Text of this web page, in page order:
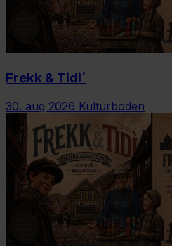
Frekk & Tidi´
30. aug 2026 Kulturboden